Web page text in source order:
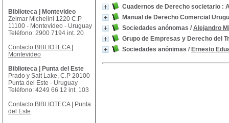
Cuadernos de Derecho societario :
Manual de Derecho Comercial
Sociedades anónomas / Alejandro
Grupo de Empresas y Derecho del
Sociedades anónimas / Ernesto
Biblioteca | Montevideo
Zelmar Michelini 1220 C.P
11100 - Montevideo - Uruguay
Teléfono: 2900 7194 int. 20
Contacto BIBLIOTECA |
Montevideo
Biblioteca | Punta del Este
Prado y Salt Lake, C.P 20100
Punta del Este - Uruguay
Teléfono: 4249 66 12 int. 103
Contacto BIBLIOTECA | Punta
del Este